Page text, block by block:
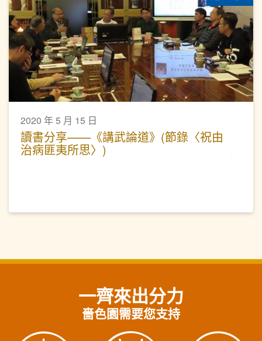
2020 年 5 月 15 日
讀書分享——《講武論道》(節錄〈祝由
治病匪夷所思〉)
一齊來出分力
嗇色園需要您支持